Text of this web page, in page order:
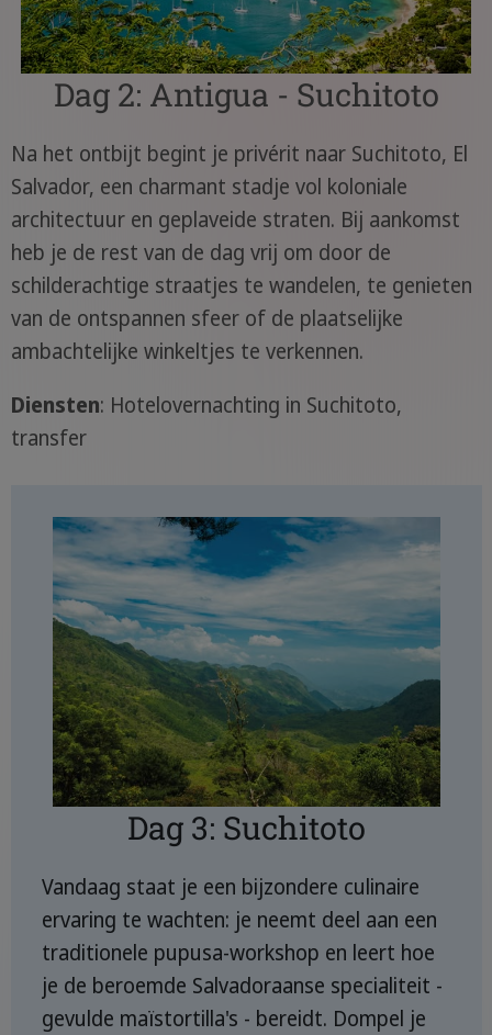
Dag 2: Antigua - Suchitoto
Na het ontbijt begint je privérit naar Suchitoto, El
Salvador, een charmant stadje vol koloniale
architectuur en geplaveide straten. Bij aankomst
heb je de rest van de dag vrij om door de
schilderachtige straatjes te wandelen, te genieten
van de ontspannen sfeer of de plaatselijke
ambachtelijke winkeltjes te verkennen.
Diensten: Hotelovernachting in Suchitoto,
transfer
Dag 3: Suchitoto
Vandaag staat je een bijzondere culinaire
ervaring te wachten: je neemt deel aan een
traditionele pupusa-workshop en leert hoe
je de beroemde Salvadoraanse specialiteit -
gevulde maïstortilla's - bereidt. Dompel je